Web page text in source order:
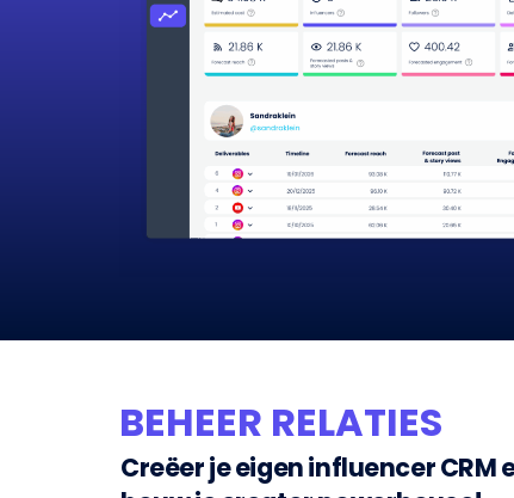
BEHEER RELATIES
Creëer je eigen influencer CRM